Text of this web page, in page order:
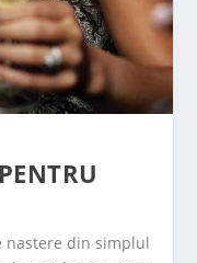
nastere din simplul